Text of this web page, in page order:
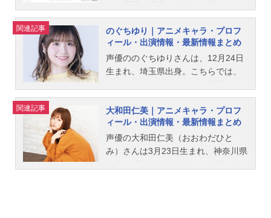
穏やかな時間が流れている。そんな
刺激が少ない村での暮らしに活力を
持て余していたのは、平凡で特徴が
ないことが特徴の少女、ライザ。
「あーあ。何か面白いことないか
置く“なんてことない農家の娘”である
自分に不満を抱いていたライザは、
ある日、幼馴染みのレントやタオと
こっそり小舟に乗り込み、島の対岸
へはじめての冒険に出かける。そこ
関連記事
のぐちゆり｜アニメキャラ・プロフ
ィール・出演情報・最新情報まとめ
声優ののぐちゆりさんは、12月24日
生まれ、埼玉県出身。こちらでは、
紹介！
関連記事
大和田仁美｜アニメキャラ・プロフ
ィール・出演情報・最新情報まとめ
声優の大和田仁美（おおわだひと
み）さんは3月23日生まれ、神奈川県